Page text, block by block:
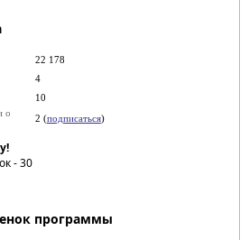
22 178
4
10
о
2 (подписаться)
-30
программы